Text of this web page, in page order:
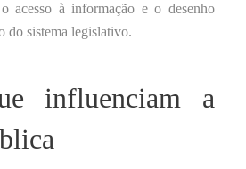
acesso à informação e o desenho
do sistema legislativo.
influenciam a